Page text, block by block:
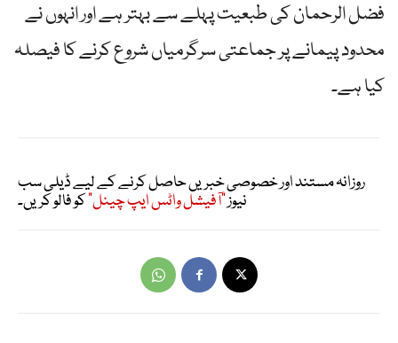
فضل الرحمان کی طبعیت پہلے سے بہتر ہے اور انہوں نے
محدود پیمانے پر جماعتی سرگرمیاں شروع کرنے کا فیصلہ
کیا ہے۔
روزانہ مستند اور خصوصی خبریں حاصل کرنے کے لیے ڈیلی سب
نیوز"آفیشل واٹس ایپ چینل"کو فالو کریں۔